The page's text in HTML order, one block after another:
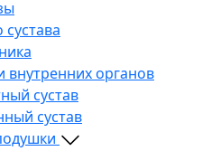
органов
сустав
сустав